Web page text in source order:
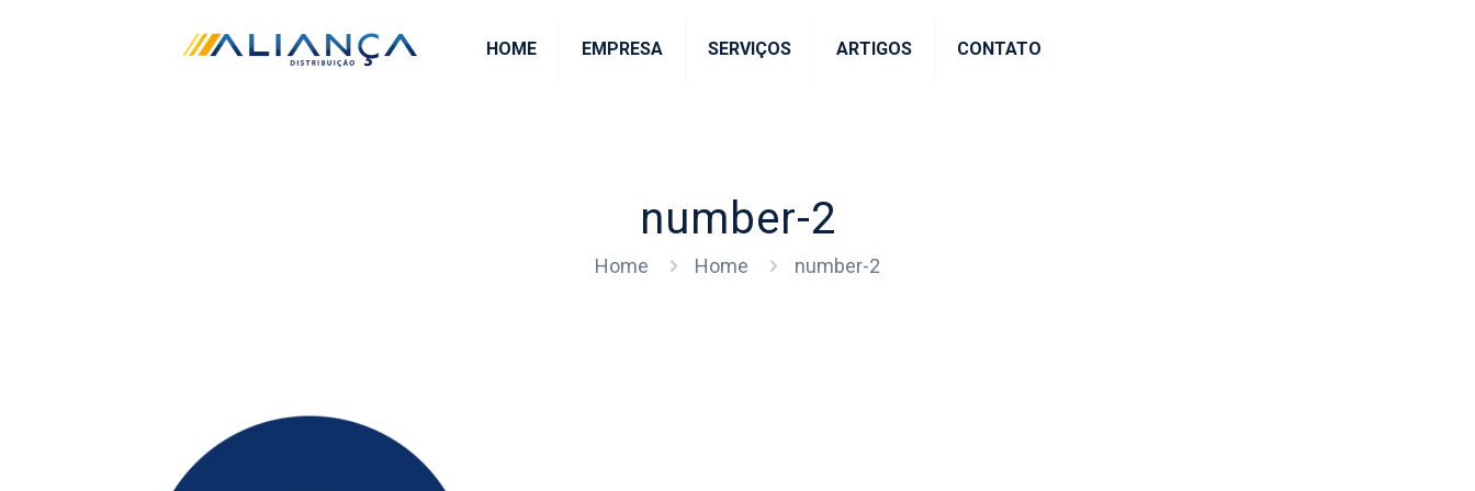
HOME EMPRESA SERVIÇOS ARTIGOS CONTATO
number-2
Home Home number-2